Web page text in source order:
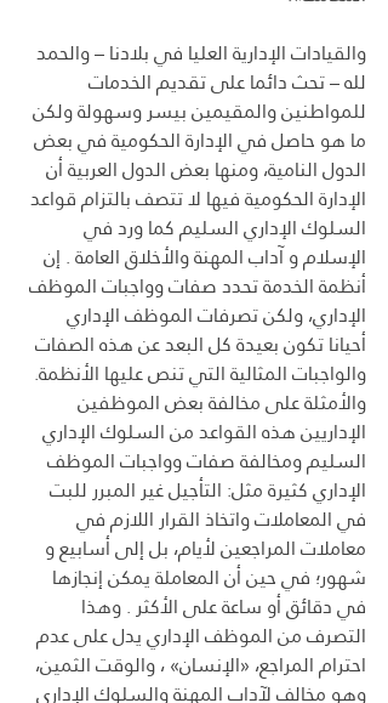
والقيادات الإدارية العليا في بلادنا – والحمد
لله – تحث دائما على تقديم الخدمات
للمواطنين والمقيمين بيسر وسهولة ولكن
ما هو حاصل في الإدارة الحكومية في بعض
الدول النامية، ومنها بعض الدول العربية أن
الإدارة الحكومية فيها لا تتصف بالتزام قواعد
السلوك الإداري السليم كما ورد في
الإسلام و آداب المهنة والأخلاق العامة . إن
أنظمة الخدمة تحدد صفات وواجبات الموظف
الإداري، ولكن تصرفات الموظف الإداري
أحيانا تكون بعيدة كل البعد عن هذه الصفات
والواجبات المثالية التي تنص عليها الأنظمة.
والأمثلة على مخالفة بعض الموظفين
الإداريين هذه القواعد من السلوك الإداري
السليم ومخالفة صفات وواجبات الموظف
الإداري كثيرة مثل: التأجيل غير المبرر للبت
في المعاملات واتخاذ القرار اللازم في
معاملات المراجعين لأيام، بل إلى أسابيع و
شهور؛ في حين أن المعاملة يمكن إنجازها
في دقائق أو ساعة على الأكثر . وهذا
التصرف من الموظف الإداري يدل على عدم
احترام المراجع، «الإنسان» ، والوقت الثمين،
وهو مخالف لآداب المهنة والسلوك الإداري